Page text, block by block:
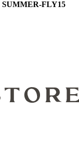
SUMMER-FLY15